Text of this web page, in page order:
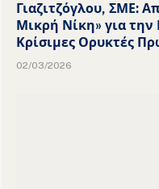
Γιαζιτζόγλου, ΣΜΕ:
Μικρή Νίκη» για την
Κρίσιμες Ορυκτές
02/03/2026